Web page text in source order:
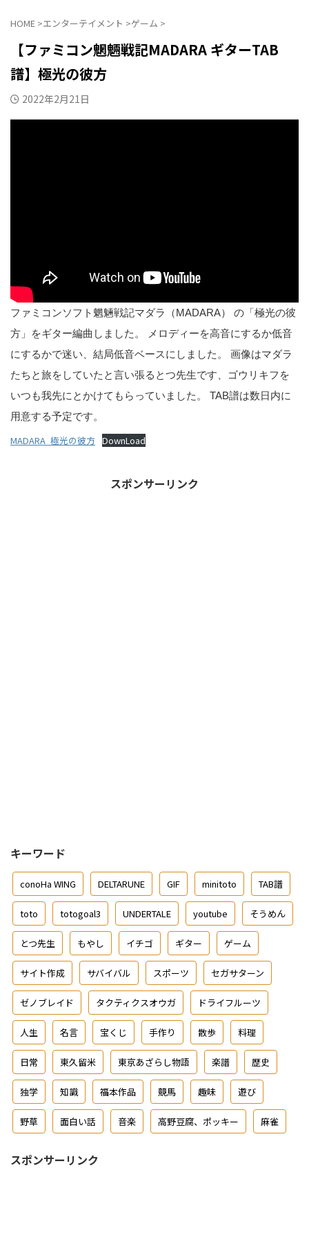
HOME >エンターテイメント >ゲーム >
【ファミコン魍魎戦記MADARA ギターTAB
譜】極光の彼方
2022年2月21日
ファミコンソフト魍魎戦記マダラ（MADARA） の「極光の彼
方」をギター編曲しました。 メロディーを高音にするか低音
にするかで迷い、結局低音ベースにしました。 画像はマダラ
たちと旅をしていたと言い張るとつ先生です、ゴウリキフを
いつも我先にとかけてもらっていました。 TAB譜は数日内に
用意する予定です。
MADARA_極光の彼方 DownLoad
スポンサーリンク
キーワード
conoHa WING DELTARUNE GIF minitoto TAB譜
toto totogoal3 UNDERTALE youtube そうめん
とつ先生 もやし イチゴ ギター ゲーム
サイト作成 サバイバル スポーツ セガサターン
ゼノブレイド タクティクスオウガ ドライフルーツ
人生 名言 宝くじ 手作り 散歩 料理
日常 東久留米 東京あざらし物語 楽譜 歴史
独学 知識 福本作品 競馬 趣味 遊び
野草 面白い話 音楽 高野豆腐、ポッキー 麻雀
スポンサーリンク